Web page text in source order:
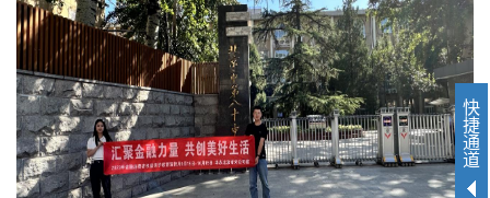
快
捷
通
道